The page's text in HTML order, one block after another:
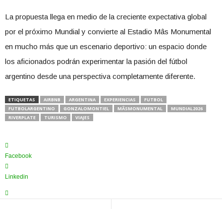
La propuesta llega en medio de la creciente expectativa global
por el próximo Mundial y convierte al Estadio Mâs Monumental
en mucho más que un escenario deportivo: un espacio donde
los aficionados podrán experimentar la pasión del fútbol
argentino desde una perspectiva completamente diferente.
ETIQUETAS AIRBNB ARGENTINA EXPERIENCIAS
FUTBOL
FUTBOLARGENTINO
GONZALOMONTIEL MÂSMONUMENTAL
MUNDIAL2026
RIVERPLATE
TURISMO VIAJES
Facebook
Linkedin